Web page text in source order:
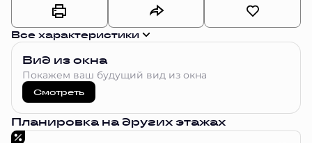
Все характеристики
Вид из окна
Покажем ваш будущий вид из окна
Смотреть
Планировка на других этажах